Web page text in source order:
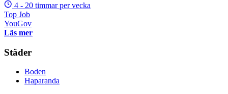
4 - 20 timmar per vecka
Top Job
YouGov
Läs mer
Städer
Boden
Haparanda